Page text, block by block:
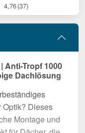
4,76(37)
Anti-Tropf 1000
Dachlösung
Optik? Dieses
Montage und